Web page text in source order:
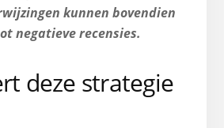
kunnen bovendien
negatieve recensies.
deze strategie